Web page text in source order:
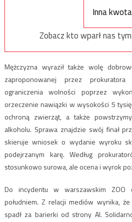
Inna kwota
Zobacz kto wparł nas
Mężczyzna wyraził także wolę
zaproponowanej przez
ograniczenia wolności poprzez
orzeczenie nawiązki w wysokości 5
ochroną zwierząt, a także
alkoholu. Sprawa znajdzie swój finał
skieruje wniosek o wydanie wyroku
podejrzanym karę. Według
stosunkowo surowa, ale ocena i wyrok
Do incydentu w warszawskim ZOO
południem. Z relacji mediów wynika, że
spadł za barierki od strony Al.